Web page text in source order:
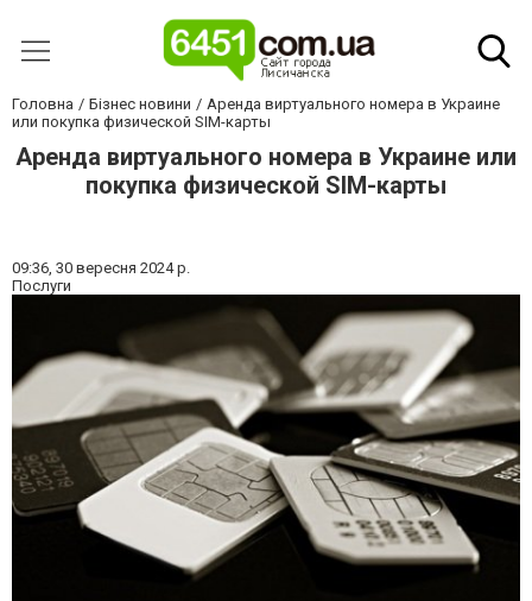
Головна Бізнес новини
Аренда виртуального номера в Украине
или покупка физической SIM-карты
Аренда виртуального номера в Украине или
покупка физической SIM-карты
09:36, 30 вересня 2024 р.
Послуги